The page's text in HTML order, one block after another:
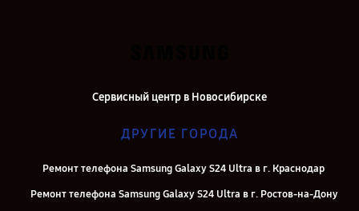
Сервисный центр в Новосибирске
ДРУГИЕ ГОРОДА
Ремонт телефона Samsung Galaxy S24 Ultra в г. Краснодар
Ремонт телефона Samsung Galaxy S24 Ultra в г. Ростов-на-Дону